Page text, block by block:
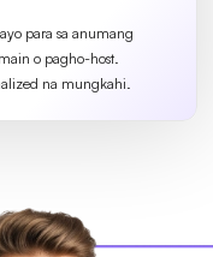
para sa anumang
o pagho-host.
na mungkahi.